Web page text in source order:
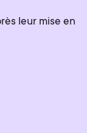
leur mise en